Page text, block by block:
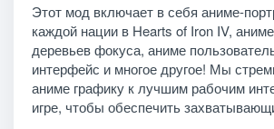
Этот мод включает в себя аниме-
каждой нации в Hearts of Iron IV,
деревьев фокуса, аниме
интерфейс и многое другое! Мы
аниме графику к лучшим рабочим
игре, чтобы обеспечить